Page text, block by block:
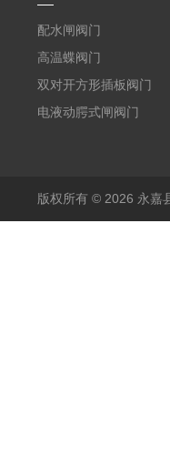
配水闸阀门
高温蝶阀门
双对开方形插板阀门
电液动腭式闸阀门
版权所有 © 2026 永嘉